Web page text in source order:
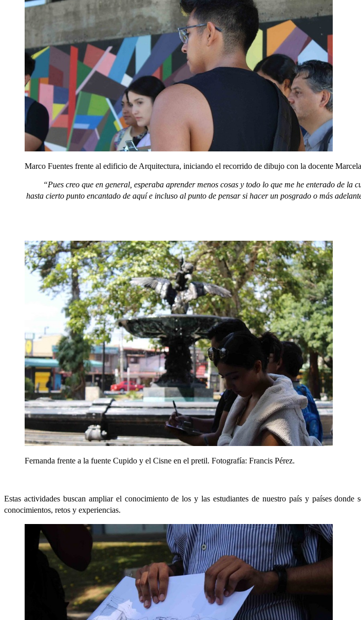
Marco Fuentes frente al edificio de Arquitectura, iniciando el recorrido de dibujo con la docente
“Pues creo que en general, esperaba aprender menos cosas y todo lo que me he enterado de
hasta cierto punto encantado de aquí e incluso al punto de pensar si hacer un posgrado o más
Fernanda frente a la fuente Cupido y el Cisne en el pretil. Fotografía: Francis Pérez.
Estas actividades buscan ampliar el conocimiento de los y las estudiantes de nuestro país y países
conocimientos, retos y experiencias.